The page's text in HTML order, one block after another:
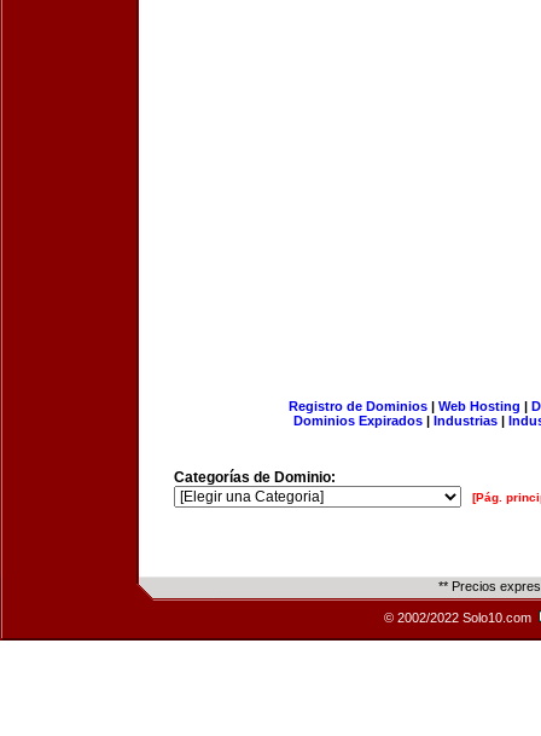
Registro de Dominios| Web Hosting |
Dominios Expirados | Industrias |
Categorías de Dominio:
[Pág.
** Precios
© 2002/2022 Solo10.com